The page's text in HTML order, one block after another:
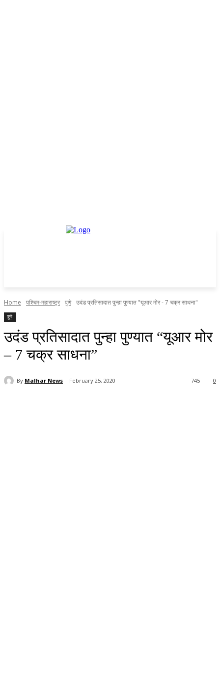
Home पश्चिम-महाराष्ट्र पुणे उदंड प्रतिसादात पुन्हा पुण्यात "यूआर मोर - 7 चक्र साधना"
पुणे
उदंड प्रतिसादात पुन्हा पुण्यात “यूआर मोर
– 7 चक्र साधना”
By Malhar News February 25, 2020 0
745